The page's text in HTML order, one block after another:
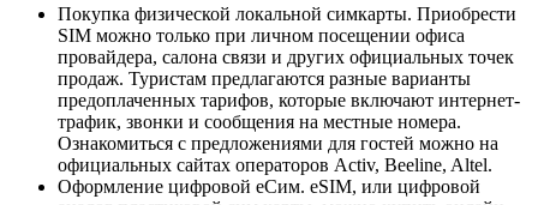
Покупка физической локальной симкарты. Приобрести
SIM можно только при личном посещении офиса
провайдера, салона связи и других официальных точек
продаж. Туристам предлагаются разные варианты
предоплаченных тарифов, которые включают интернет-
трафик, звонки и сообщения на местные номера.
Ознакомиться с предложениями для гостей можно на
официальных сайтах операторов Activ, Beeline, Altel.
Оформление цифровой еСим. eSIM, или цифровой